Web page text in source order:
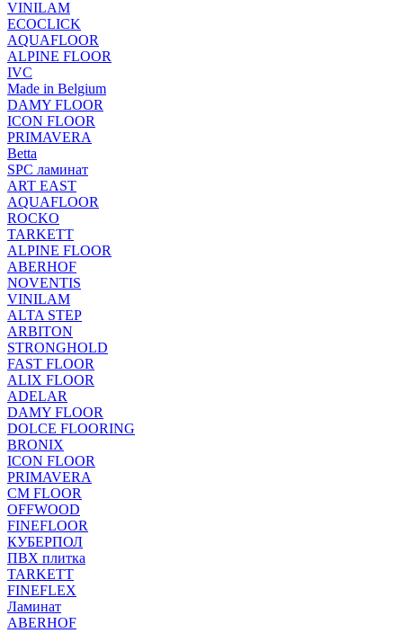
VINILAM
ECOCLICK
AQUAFLOOR
ALPINE FLOOR
IVC
Made in Belgium
DAMY FLOOR
ICON FLOOR
PRIMAVERA
Betta
SPC ламинат
ART EAST
AQUAFLOOR
ROCKO
TARKETT
ALPINE FLOOR
ABERHOF
NOVENTIS
VINILAM
ALTA STEP
ARBITON
STRONGHOLD
FAST FLOOR
ALIX FLOOR
ADELAR
DAMY FLOOR
DOLCE FLOORING
BRONIX
ICON FLOOR
PRIMAVERA
CM FLOOR
OFFWOOD
FINEFLOOR
КУБЕРПОЛ
ПВХ плитка
TARKETT
FINEFLEX
Ламинат
ABERHOF